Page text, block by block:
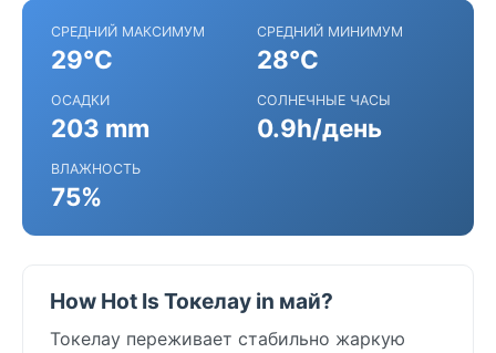
СРЕДНИЙ МАКСИМУМ
29°C
СРЕДНИЙ МИНИМУМ
28°C
ОСАДКИ
203 mm
СОЛНЕЧНЫЕ ЧАСЫ
0.9h/день
ВЛАЖНОСТЬ
75%
How Hot Is Токелау in май?
Токелау переживает стабильно жаркую